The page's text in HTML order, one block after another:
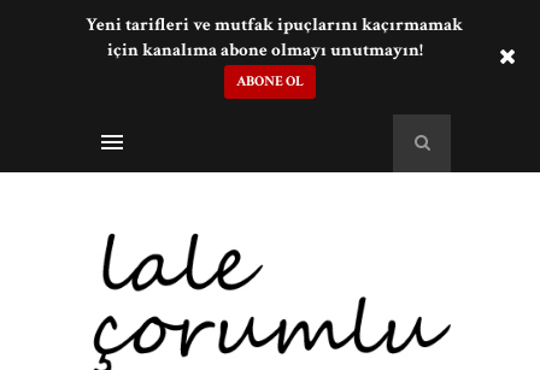
Yeni tarifleri ve mutfak ipuçlarını kaçırmamak
için kanalıma abone olmayı unutmayın!
ABONE OL